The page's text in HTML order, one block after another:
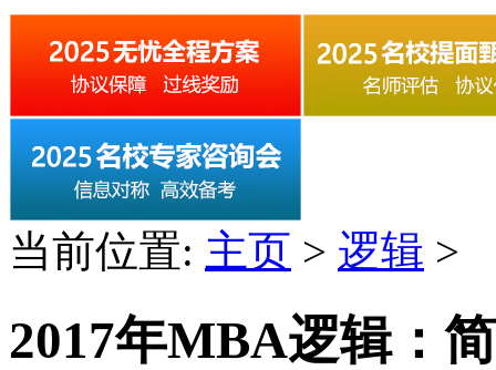
当前位置: 主页 > 逻辑 >
2017年MBA逻辑：